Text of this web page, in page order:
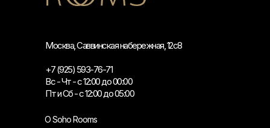
Москва, Саввинская набережная, 12с8
+7 (925) 593-76-71
Вс - Чт - с 12:00 до 00:00
Пт и Сб - с 12:00 до 05:00
О Soho Rooms